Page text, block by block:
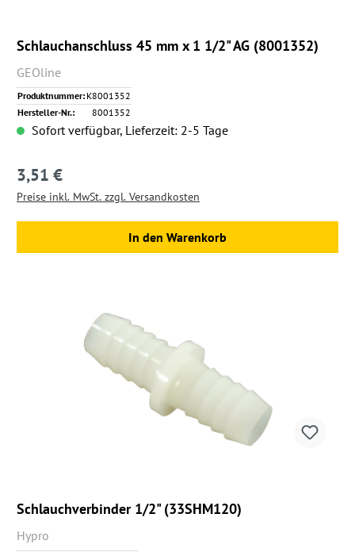
Schlauchanschluss 45 mm x 1 1/2" AG (8001352)
GEOline
Produktnummer: K8001352
Hersteller-Nr.:
8001352
Sofort verfügbar, Lieferzeit: 2-5 Tage
Regulärer Preis:
3,51 €
Preise inkl. MwSt. zzgl. Versandkosten
In den Warenkorb
Schlauchverbinder 1/2" (33SHM120)
Hypro